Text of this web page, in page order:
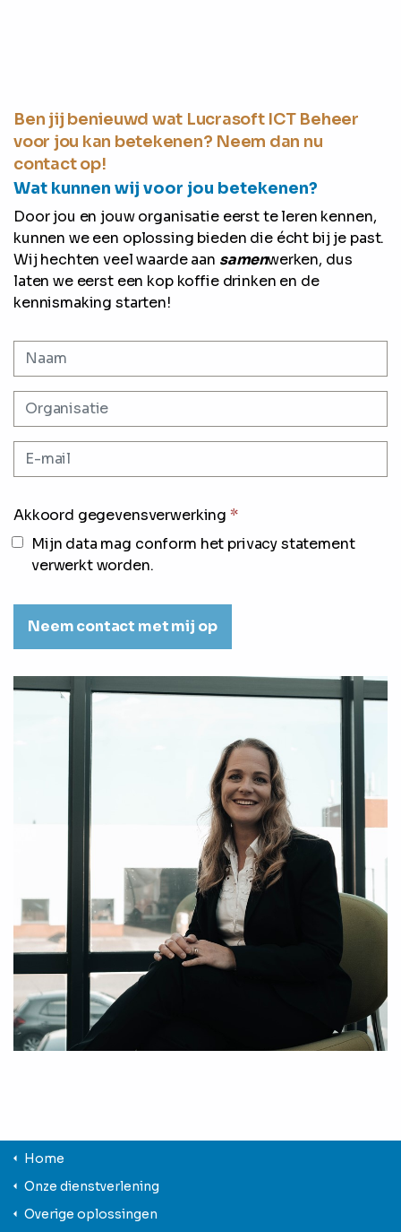
Ben jij benieuwd wat Lucrasoft ICT Beheer
voor jou kan betekenen? Neem dan nu
contact op!
Wat kunnen wij voor jou betekenen?
Door jou en jouw organisatie eerst te leren kennen,
kunnen we een oplossing bieden die écht bij je past.
Wij hechten veel waarde aan samenwerken, dus
laten we eerst een kop koffie drinken en de
kennismaking starten!
Akkoord gegevensverwerking *
Mijn data mag conform het privacy statement
verwerkt worden.
Home
Onze dienstverlening
Overige oplossingen